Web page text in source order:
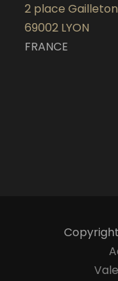
2 place Gailleton
69002 LYON
FRANCE